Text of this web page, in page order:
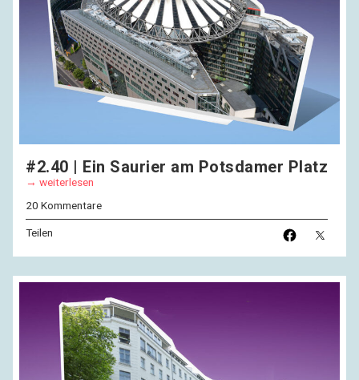
#2.40 | Ein Saurier am Potsdamer Platz
weiterlesen
20 Kommentare
Teilen